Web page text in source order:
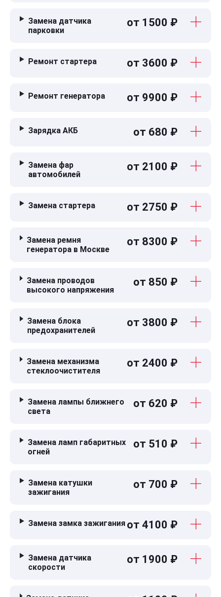
Замена датчика
парковки
от 1500 ₽
Ремонт стартера от 3600 ₽
Ремонт генератора от 9900 ₽
Зарядка АКБ от 680 ₽
Замена фар
автомобилей
от 2100 ₽
Замена стартера от 2750 ₽
Замена ремня
генератора в Москве
от 8300 ₽
Замена проводов
высокого напряжения
от 850 ₽
Замена блока
предохранителей
от 3800 ₽
Замена механизма
стеклоочистителя
от 2400 ₽
Замена лампы ближнего
света
от 620 ₽
Замена ламп габаритных
огней
от 510 ₽
Замена катушки
зажигания
от 700 ₽
Замена замка зажигания от 4100 ₽
Замена датчика
скорости
от 1900 ₽